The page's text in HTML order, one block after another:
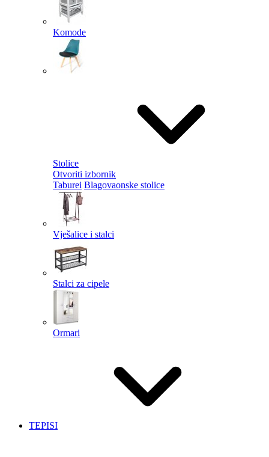
Komode
Stolice
Otvoriti izbornik
Taburei Blagovaonske stolice
Vješalice i stalci
Stalci za cipele
Ormari
TEPISI